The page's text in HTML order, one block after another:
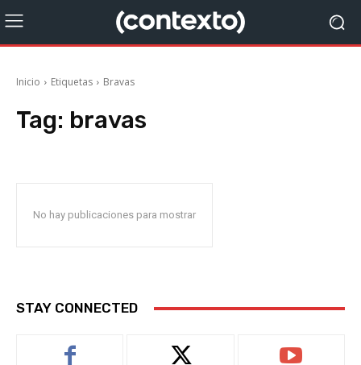
Inicio Etiquetas Bravas
Tag: bravas
No hay publicaciones para mostrar
STAY CONNECTED